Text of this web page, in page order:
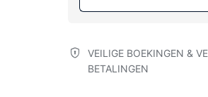
VEILIGE BOEKINGEN &
BETALINGEN